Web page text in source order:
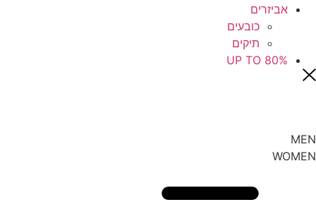
אביזרים
כובעים
תיקים
UP TO 80%
MEN
WOMEN